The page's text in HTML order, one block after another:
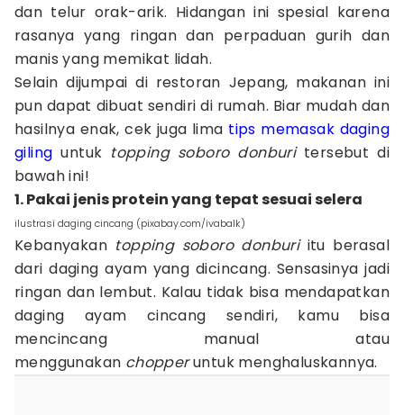
dan telur orak-arik. Hidangan ini spesial karena
rasanya yang ringan dan perpaduan gurih dan
manis yang memikat lidah.
Selain dijumpai di restoran Jepang, makanan ini
pun dapat dibuat sendiri di rumah. Biar mudah dan
hasilnya enak, cek juga lima tips memasak daging
giling untuk topping soboro donburi tersebut di
bawah ini!
1. Pakai jenis protein yang tepat sesuai selera
ilustrasi daging cincang (pixabay.com/ivabalk)
Kebanyakan topping soboro donburi itu berasal
dari daging ayam yang dicincang. Sensasinya jadi
ringan dan lembut. Kalau tidak bisa mendapatkan
daging ayam cincang sendiri, kamu bisa
mencincang manual atau
menggunakan chopperuntuk menghaluskannya.